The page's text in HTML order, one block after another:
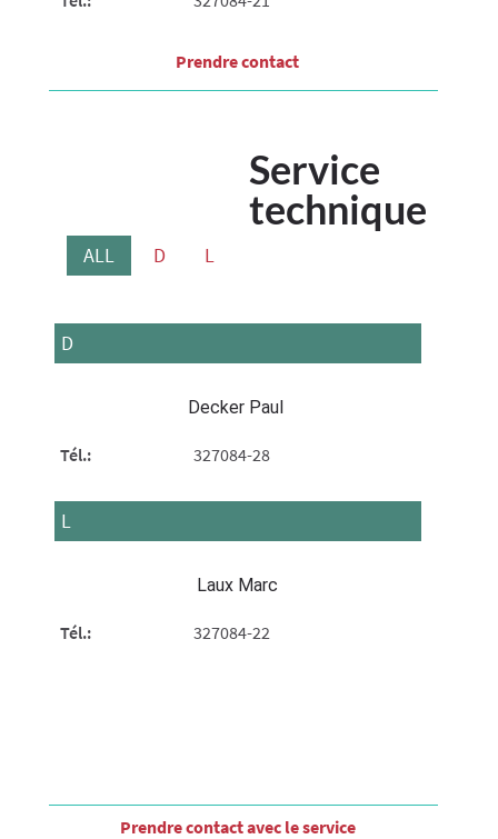
Prendre contact​
Service
technique
ALL D L
D
Decker Paul
Tél.: 327084-28
L
Laux Marc
Tél.: 327084-22
Prendre contact​ avec le service